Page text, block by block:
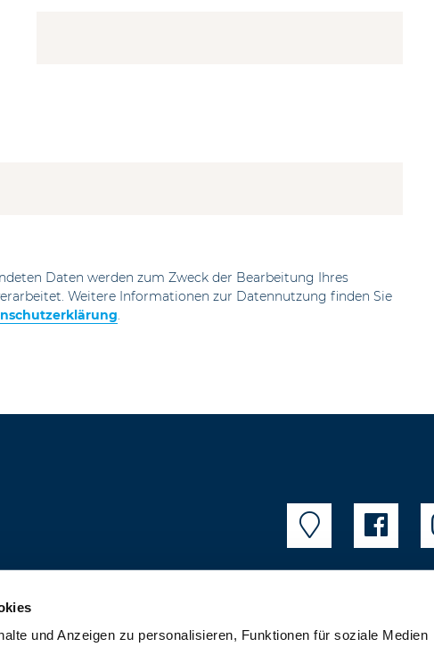
und Anzeigen zu personalisieren, Funktionen für soziale Medien
Daten werden zum Zweck der Bearbeitung Ihres
Weitere Informationen zur Datennutzung finden Sie
.